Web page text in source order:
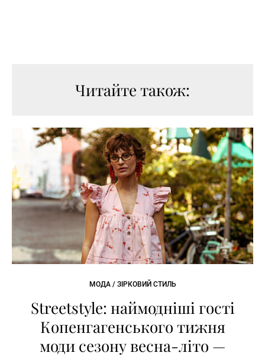
Читайте також:
МОДА / ЗІРКОВИЙ СТИЛЬ
Streetstyle: наймодніші гості
Копенгагенського тижня
моди сезону весна-літо —